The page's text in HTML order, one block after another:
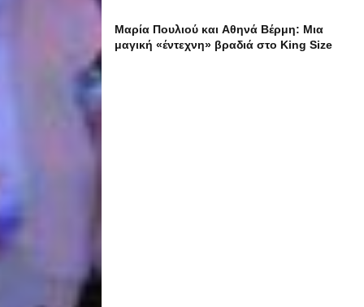
Μαρία Πουλιού και Αθηνά Βέρμη: Μια
μαγική «έντεχνη» βραδιά στο King Size